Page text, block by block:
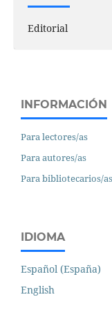
Editorial
INFORMACIÓN
Para lectores/as
Para autores/as
Para bibliotecarios/as
IDIOMA
Español (España)
English